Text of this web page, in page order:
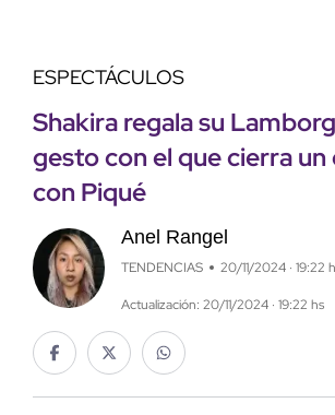
ESPECTÁCULOS
Shakira regala su
gesto con el que cierra
con Piqué
Anel Rangel
TENDENCIAS 20/11/2024 · 19:22
Actualización: 20/11/2024 · 19:22 hs